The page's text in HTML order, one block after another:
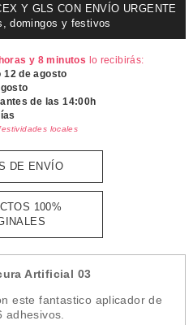
Y GLS CON ENVÍO URGENTE
domingos y festivos
y 8 minutos lo recibirás:
12 de agosto
de las 14:00h
locales
DE ENVÍO
100%
Artificial 03
este fantastico aplicador de